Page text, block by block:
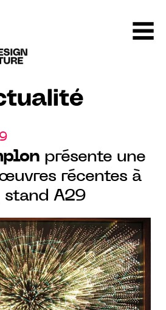
présente une
récentes à
stand A29